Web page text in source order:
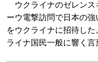
ウクライナのゼレンス
ーウ電撃訪問で日本の
をウクライナに招待し
ライナ国民一般に響く言